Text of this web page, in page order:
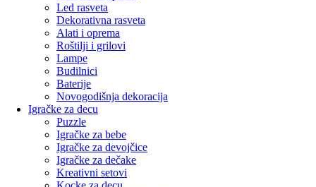
Led rasveta
Dekorativna rasveta
Alati i oprema
Roštilji i grilovi
Lampe
Budilnici
Baterije
Novogodišnja dekoracija
Igračke za decu
Puzzle
Igračke za bebe
Igračke za devojčice
Igračke za dečake
Kreativni setovi